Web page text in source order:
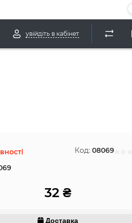
увійдіть в кабінет
Код: 08069
32 ₴
Доставка